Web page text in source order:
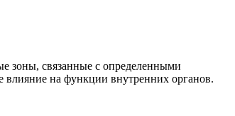
зоны, связанные с определенными
на функции внутренних органов.